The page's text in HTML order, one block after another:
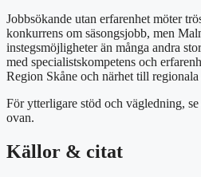
Jobbsökande utan erfarenhet möter
konkurrens om säsongsjobb, men
instegsmöjligheter än många andra
med specialistskompetens och
Region Skåne och närhet till regionala
För ytterligare stöd och vägledning,
ovan.
Källor & citat